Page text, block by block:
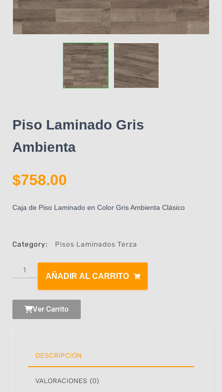
Piso Laminado Gris
Ambienta
$758.00
Caja de Piso Laminado en Color Gris Ambienta Clásico
Category: Pisos Laminados Terza
AÑADIR AL CARRITO
Ver Carrito
DESCRIPCIÓN
VALORACIONES (0)